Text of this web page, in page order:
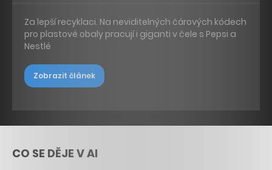
Za lepší recyklaci. Na neviditelných čárových kódech
pro plastové obaly pracují i giganti v čele s Pepsi a
Nestlé
Zobrazit článek
CO SE DĚJE V AI